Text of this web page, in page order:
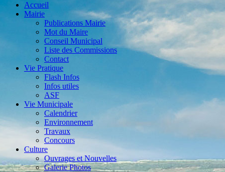
Accueil
Mairie
Publications Mairie
Mot du Maire
Conseil Municipal
Liste des Commissions
Contact
Vie Pratique
Flash Infos
Infos utiles
ASF
Vie Municipale
Calendrier
Environnement
Travaux
Concours
Culture
Ouvrages et Nouvelles
Galerie Photos